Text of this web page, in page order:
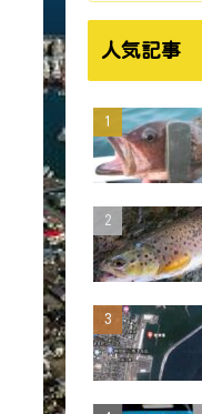
人気記事